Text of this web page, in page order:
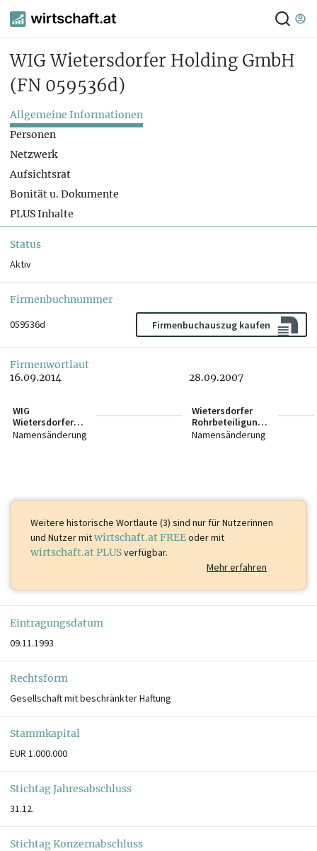
WIG Wietersdorfer Holding GmbH
(FN 059536d)
Allgemeine Informationen
Personen
Netzwerk
Aufsichtsrat
Bonität u. Dokumente
PLUS Inhalte
Status
Aktiv
Firmenbuchnummer
059536d
Firmenbuchauszug kaufen
Firmenwortlaut
16.09.2014
WIG
Wietersdorfer
Holding GmbH
Namensänderung
28.09.2007
Wietersdorfer
Rohrbeteiligungs
GmbH
Namensänderung
Weitere historische Wortlaute (3) sind nur für Nutzerinnen
und Nutzer mitwirtschaft.at FREEoder mit
wirtschaft.at PLUSverfügbar.
Mehr erfahren
Eintragungsdatum
09.11.1993
Rechtsform
Gesellschaft mit beschränkter Haftung
Stammkapital
EUR 1.000.000
Stichtag Jahresabschluss
31.12.
Stichtag Konzernabschluss